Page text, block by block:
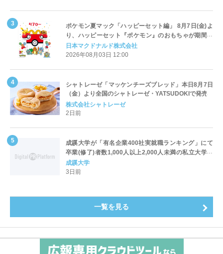
ポケモン夏マック「ハッピーセット編」 8月7日(金)よ
り、ハッピーセット『ポケモン』のおもちゃが期間限
定登場
日本マクドナルド株式会社
2026年08月03日 12:00
シャトレーゼ「マッケンチーズブレッド」本日8月7日
（金）より全国のシャトレーゼ・YATSUDOKIで発売
株式会社シャトレーゼ
2日前
成蹊大学が「有名企業400社実就職ランキング」にて
卒業(修了)者数1,000人以上2,000人未満の私立大学で
全国第1位を獲得！～実就職率は26.5%（前年比＋
4.3pt）に伸長、東京の私立大学でも10位にランクイン
成蹊大学
3日前
一覧を見る